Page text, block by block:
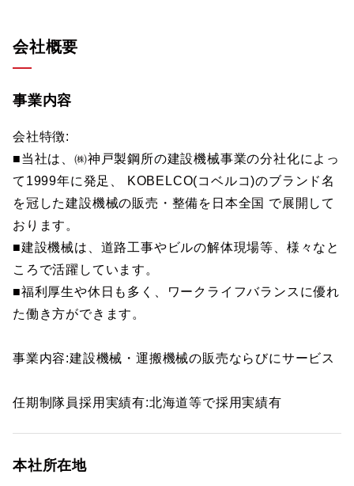
会社概要
事業内容
会社特徴:
■当社は、㈱神戸製鋼所の建設機械事業の分社化によっ
て1999年に発足、 KOBELCO(コベルコ)のブランド名
を冠した建設機械の販売・整備を日本全国 で展開して
おります。
■建設機械は、道路工事やビルの解体現場等、様々なと
ころで活躍しています。
■福利厚生や休日も多く、ワークライフバランスに優れ
た働き方ができます。
事業内容:建設機械・運搬機械の販売ならびにサービス
任期制隊員採用実績有:北海道等で採用実績有
本社所在地